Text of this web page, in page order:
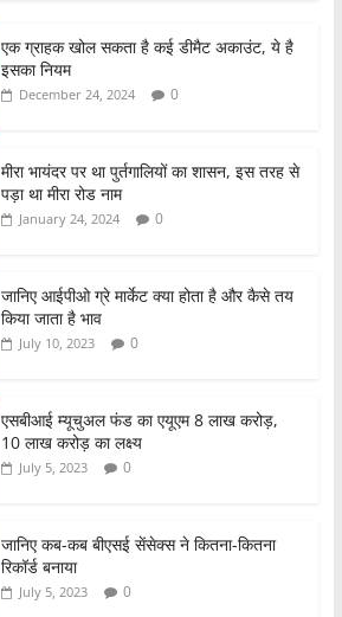
s
A
p
e
एक ग्राहक खोल सकता है कई डीमैट अकाउंट, ये है
इसका नियम
December 24, 2024 0
मीरा भायंदर पर था पुर्तगालियों का शासन, इस तरह से
पड़ा था मीरा रोड नाम
January 24, 2024 0
जानिए आईपीओ ग्रे मार्केट क्या होता है और कैसे तय
किया जाता है भाव
July 10, 2023 0
एसबीआई म्यूचुअल फंड का एयूएम 8 लाख करोड़,
10 लाख करोड़ का लक्ष्य
July 5, 2023 0
जानिए कब-कब बीएसई सेंसेक्स ने कितना-कितना
रिकॉर्ड बनाया
July 5, 2023 0